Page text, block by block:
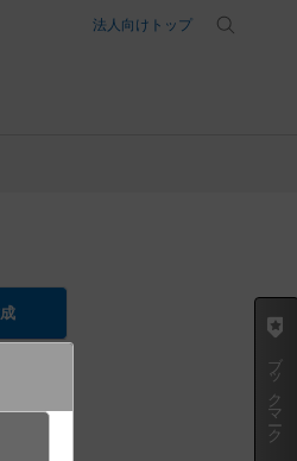
法人向けトップ
ブックマーク